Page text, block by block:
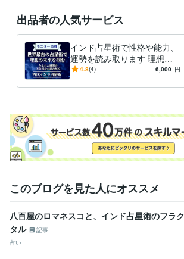
語学力
英語 ビジネスレベル
スペイン語 日常会話レベル
出品者の人気サービス
インド占星術で性格や能力、
運勢を読み取ります 理想の
未来を掴むための行動・決断
4.8(4) 6,000 円
このブログを見た人にオススメ
八百屋のロマネスコと、インド占星術のフラク
タル
記事
占い